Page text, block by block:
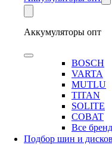
Аккумуляторы опт
BOSCH
VARTA
MUTLU
TITAN
SOLITE
COBAT
Все
Подбор шин и дисков